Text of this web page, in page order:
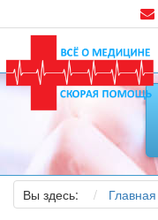
Вы здесь: Главная